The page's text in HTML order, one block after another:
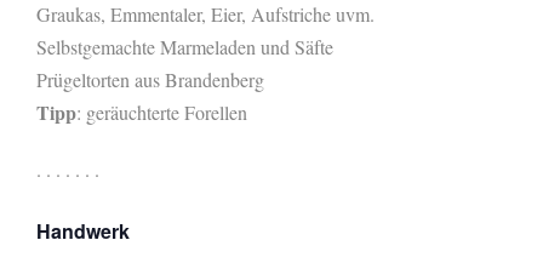
Graukas, Emmentaler, Eier, Aufstriche uvm.
Selbstgemachte Marmeladen und Säfte
Prügeltorten aus Brandenberg
Tipp: geräuchterte Forellen
. . . . . . .
Handwerk